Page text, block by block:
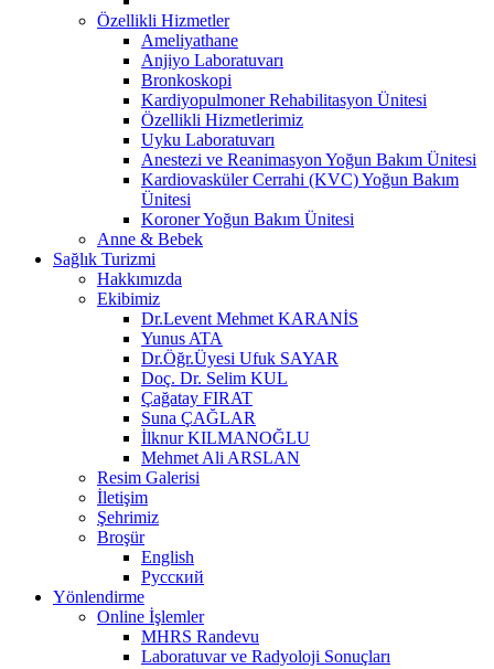
Özellikli Hizmetler
Ameliyathane
Anjiyo Laboratuvarı
Bronkoskopi
Kardiyopulmoner Rehabilitasyon Ünitesi
Özellikli Hizmetlerimiz
Uyku Laboratuvarı
Anestezi ve Reanimasyon Yoğun Bakım Ünitesi
Kardiovasküler Cerrahi (KVC) Yoğun Bakım
Ünitesi
Koroner Yoğun Bakım Ünitesi
Anne & Bebek
Sağlık Turizmi
Hakkımızda
Ekibimiz
Dr.Levent Mehmet KARANİS
Yunus ATA
Dr.Öğr.Üyesi Ufuk SAYAR
Doç. Dr. Selim KUL
Çağatay FIRAT
Suna ÇAĞLAR
İlknur KILMANOĞLU
Mehmet Ali ARSLAN
Resim Galerisi
İletişim
Şehrimiz
Broşür
English
Русский
Yönlendirme
Online İşlemler
MHRS Randevu
Laboratuvar ve Radyoloji Sonuçları